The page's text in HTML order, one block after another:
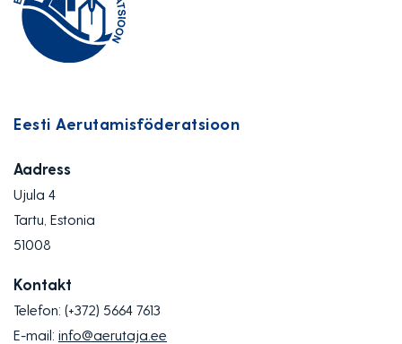
Eesti Aerutamisföderatsioon
Aadress
Ujula 4
Tartu, Estonia
51008
Kontakt
Telefon: (+372) 5664 7613
E-mail: info@aerutaja.ee